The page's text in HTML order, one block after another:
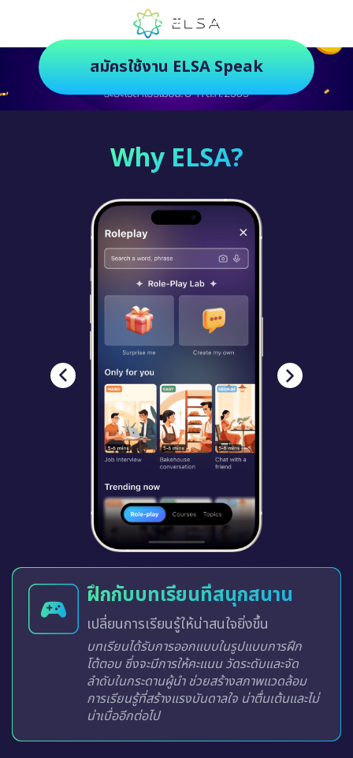
ตัวช่วยฝึกภาษายุคใหม่ ฝึกสนุกยิ่งกว่า
สมัครใช้งาน ELSA Speak
Why ELSA?
ฝึกกับบทเรียนที่สนุกสนาน
เปลี่ยนการเรียนรู้ให้น่าสนใจยิ่งขึ้น
บทเรียนได้รับการออกแบบในรูปแบบการฝึก
โต้ตอบ ซึ่งจะมีการให้คะแนน วัดระดับและจัด
ลำดับในกระดานผู้นำ ช่วยสร้างสภาพแวดล้อม
การเรียนรู้ที่สร้างแรงบันดาลใจ น่าตื่นเต้นและไม่
น่าเบื่ออีกต่อไป